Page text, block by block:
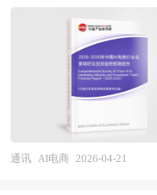
面，传统纸质文档需
纸化办公系统的替代
级市场向工业级高端
是，3D打印技术正
迁，在航空航天、医
造领域展现出巨大的
能与物联网技术的深
电商建立在“人找货”
SKU堆砌不同，AI电
达，通过机器学习算
动将符合用户潜在需
互方式上，它摒弃了
控，转而以自然语言
通讯 AI电商 2026-04-21